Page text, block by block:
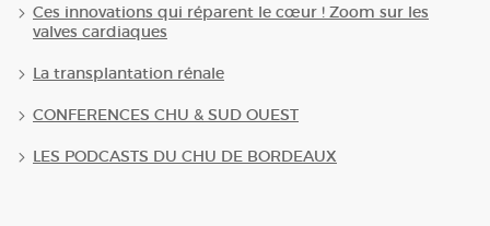
Ces innovations qui réparent le cœur ! Zoom sur les
valves cardiaques
La transplantation rénale
CONFERENCES CHU & SUD OUEST
LES PODCASTS DU CHU DE BORDEAUX